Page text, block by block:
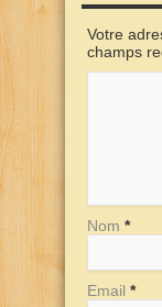
Votre
champs
Nom *
Email *